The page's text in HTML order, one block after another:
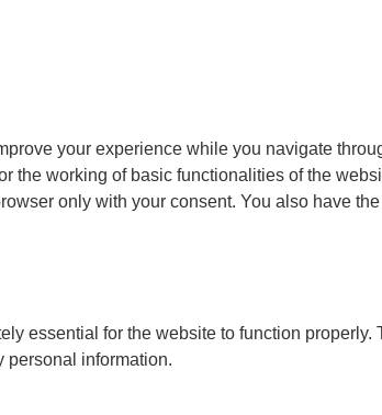
your experience while you navigate
the working of basic functionalities of the
only with your consent. You also have
essential for the website to function
personal information.